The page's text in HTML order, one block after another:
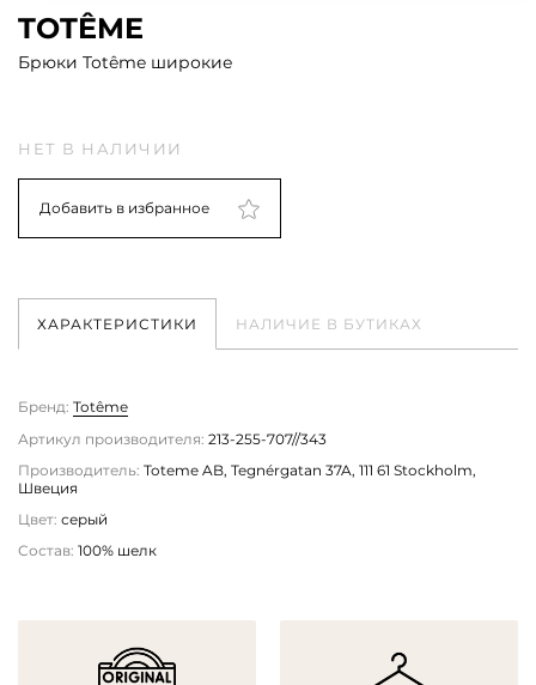
TOTÊME
Брюки Totême широкие
НЕТ В НАЛИЧИИ
Добавить в избранное
ХАРАКТЕРИСТИКИ НАЛИЧИЕ В БУТИКАХ
Бренд: Totême
Артикул производителя: 213-255-707//343
Производитель: Toteme AB, Tegnérgatan 37A, 111 61 Stockholm,
Швеция
Цвет: серый
Состав: 100% шелк